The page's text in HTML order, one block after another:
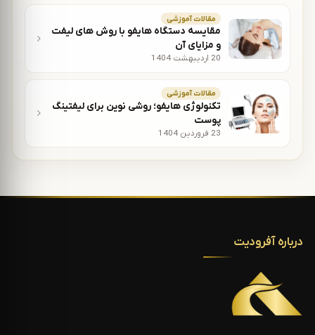
مقالات آموزشی
مقایسه دستگاه هایفو با روش های لیفت
و مزایای آن
20 اردیبهشت 1404
مقالات آموزشی
تکنولوژی هایفو؛ روشی نوین برای لیفتینگ
پوست
23 فروردین 1404
درباره آفرودیت